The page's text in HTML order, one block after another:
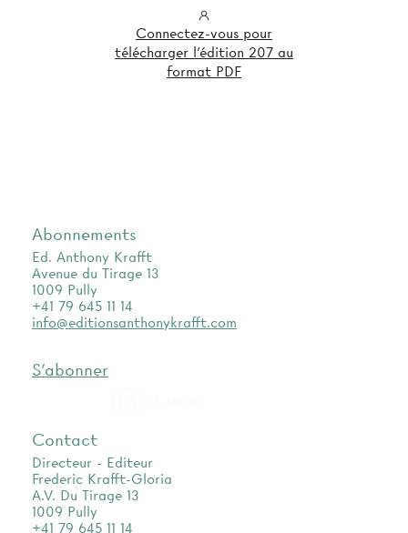
Connectez-vous pour
télécharger l'édition 207 au
format PDF
Abonnements
Ed. Anthony Krafft
Avenue du Tirage 13
1009 Pully
+41 79 645 11 14
info@editionsanthonykrafft.com
S'abonner
Contact
Directeur - Editeur
Frederic Krafft-Gloria
A.V. Du Tirage 13
1009 Pully
+41 79 645 11 14